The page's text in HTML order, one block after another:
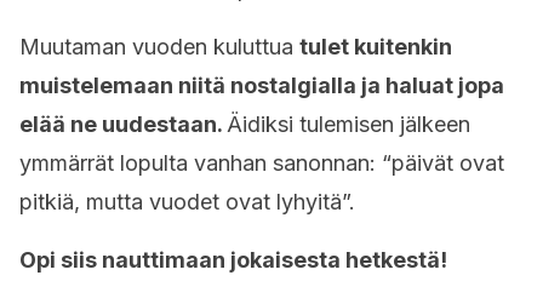
Muutaman vuoden kuluttua tulet kuitenkin
muistelemaan niitä nostalgialla ja haluat jopa
elää ne uudestaan. Äidiksi tulemisen jälkeen
ymmärrät lopulta vanhan sanonnan: “päivät ovat
pitkiä, mutta vuodet ovat lyhyitä”.
Opi siis nauttimaan jokaisesta hetkestä!